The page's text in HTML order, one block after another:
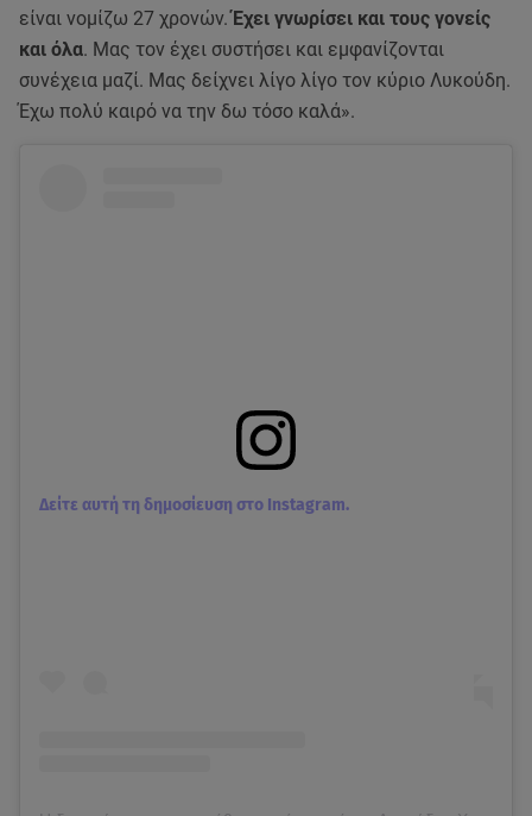
είναι νομίζω 27 χρονών.Έχει γνωρίσει και τους γονείς
και όλα. Μας τον έχει συστήσει και εμφανίζονται
συνέχεια μαζί. Μας δείχνει λίγο λίγο τον κύριο Λυκούδη.
Έχω πολύ καιρό να την δω τόσο καλά».
Δείτε αυτή τη δημοσίευση στο Instagram.